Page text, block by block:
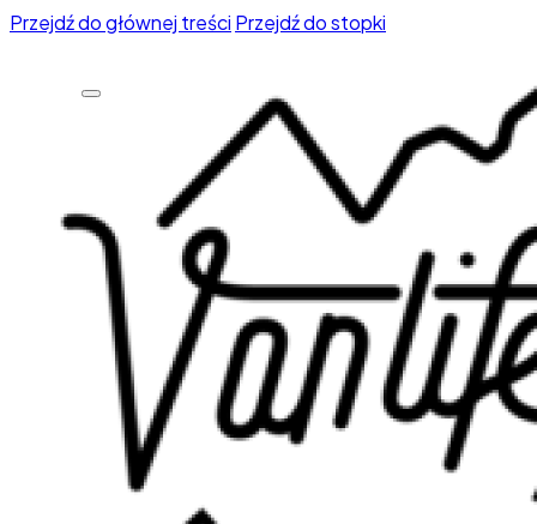
Przejdź do głównej treści Przejdź do stopki